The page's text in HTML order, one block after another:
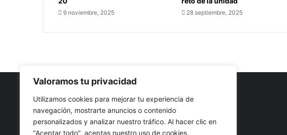
Valoramos tu privacidad
Utilizamos cookies para mejorar tu experiencia de
navegación, mostrarte anuncios o contenido
personalizados y analizar nuestro tráfico. Al hacer clic en
"Aceptar todo", aceptas nuestro uso de cookies.
9 noviembre, 2025 28 septiembre, 2025
Nuestro propósito: Compartir opinión, actualidad y noticias
con la mejor calidad y sin censura.